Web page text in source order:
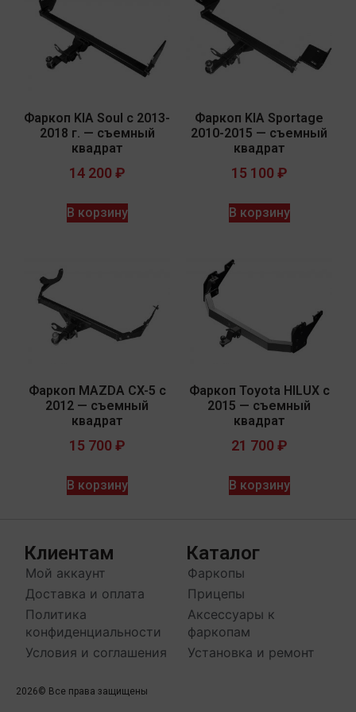
Фаркоп KIA Soul с 2013-
2018 г. — съемный
квадрат
14 200 ₽
В корзину
Фаркоп KIA Sportage
2010-2015 — съемный
квадрат
15 100 ₽
В корзину
Фаркоп MAZDA CX-5 с
2012 — съемный
квадрат
15 700 ₽
В корзину
Фаркоп Toyota HILUX с
2015 — съемный
квадрат
21 700 ₽
В корзину
Клиентам
Мой аккаунт
Доставка и оплата
Политика
конфиденциальности
Условия и соглашения
Каталог
Фаркопы
Прицепы
Аксессуары к
фаркопам
Установка и ремонт
2026© Все права защищены